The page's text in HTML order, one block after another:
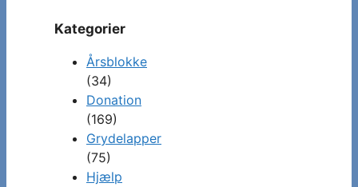
Kategorier
Årsblokke
(34)
Donation
(169)
Grydelapper
(75)
Hjælp